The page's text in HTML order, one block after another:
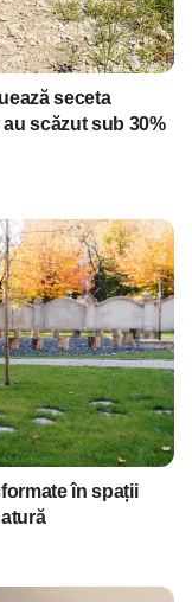
seceta
scăzut sub 30%
în spații